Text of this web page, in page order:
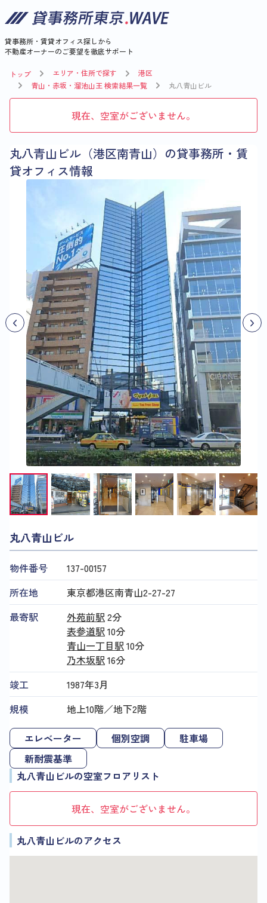
貸事務所・賃貸オフィス探しから
不動産オーナーのご要望を徹底サポート
トップ エリア・住所で探す
港区
青山・赤坂・溜池山王 検索結果一覧
丸八青山ビル
現在、空室がございません。
丸八青山ビル（港区南青山）の貸事務所・賃
貸オフィス情報
丸八青山ビル
物件番号
137​-​00157
所在地
東京都港区南青山2-27-27
最寄駅
外苑前駅2分
表参道駅10分
青山一丁目駅10分
乃木坂駅16分
竣工
1987年3月
規模
地上10階／地下2階
エレベーター 個別空調
駐車場
新耐震基準
丸八青山ビルの空室フロアリスト
現在、空室がございません。
丸八青山ビルのアクセス